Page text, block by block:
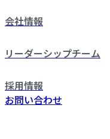
会社情報
リーダーシップチーム
採用情報
お問い合わせ